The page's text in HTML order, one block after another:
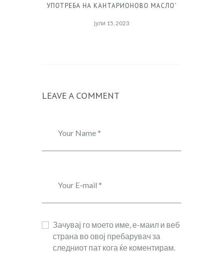
УПОТРЕБА НА КАНТАРИОНОВО МАСЛО’
јули 15, 2023
LEAVE A COMMENT
Зачувај го моето име, е-маил и веб
страна во овој пребарувач за
следниот пат кога ќе коментирам.